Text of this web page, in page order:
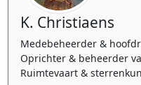
K. Christiaens
Medebeheerder &
Oprichter & beheerder
Ruimtevaart &